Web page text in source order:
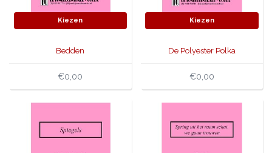
Kiezen
Bedden
€0,00
Kiezen
De Polyester Polka
€0,00